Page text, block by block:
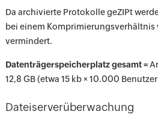
Da archivierte Protokolle geZIPt
bei einem Komprimierungsverhältnis
vermindert.
Datenträgerspeicherplatz gesamt =
12,8 GB (etwa 15 kb × 10.000
Dateiserverüberwachung